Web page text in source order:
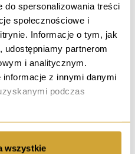
spersonalizowania treści
społecznościowe i
Informacje o tym, jak
partnerom
i analitycznym.
informacje z innymi danymi
podczas
wszystkie
2 pokoje
Rynek wtórny